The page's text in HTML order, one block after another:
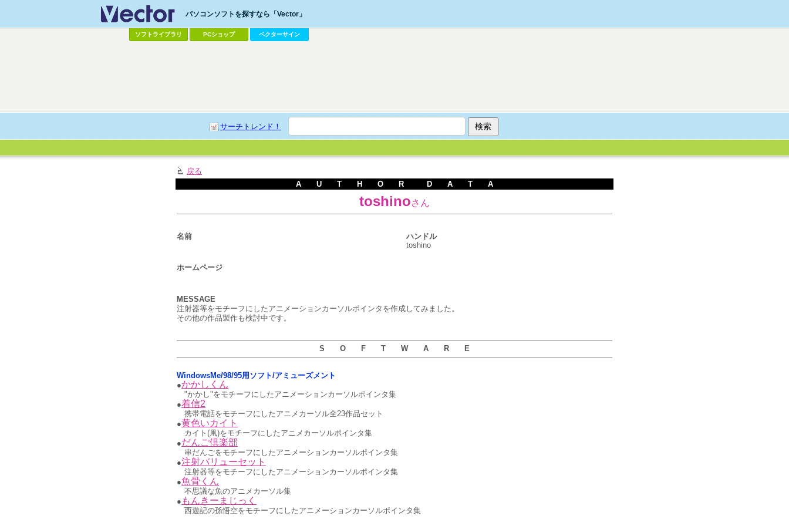
パソコンソフトを探すなら「Vector」
ソフトライブラリ PCショップ ベクターサイン
サーチトレンド！
戻る
A U T H O R D A T A
toshinoさん
名前
ハンドル
toshino
ホームページ
MESSAGE
注射器等をモチーフにしたアニメーションカーソルポインタを作成してみました。
その他の作品製作も検討中です。
S O F T W A R E
WindowsMe/98/95用ソフト/アミューズメント
●かかしくん
"かかし"をモチーフにしたアニメーションカーソルポインタ集
●着信2
携帯電話をモチーフにしたアニメカーソル全23作品セット
●黄色いカイト
カイト(凧)をモチーフにしたアニメカーソルポインタ集
●だんご倶楽部
串だんごをモチーフにしたアニメーションカーソルポインタ集
●注射バリューセット
注射器等をモチーフにしたアニメーションカーソルポインタ集
●魚骨くん
不思議な魚のアニメカーソル集
● もんきーまじっく
西遊記の孫悟空をモチーフにしたアニメーションカーソルポインタ集